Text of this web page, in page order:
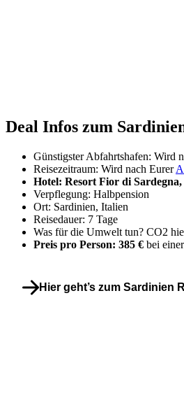
Deal Infos zum
Günstigster Abfahrtshafen: Wird
Reisezeitraum: Wird nach Eurer
Hotel: Resort Fior di
Verpflegung: Halbpension
Ort: Sardinien, Italien
Reisedauer: 7 Tage
Was für die Umwelt tun? CO2
Preis pro Person: 385 € bei
Hier geht’s zum Sardinien